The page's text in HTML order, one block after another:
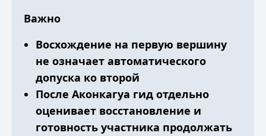
Важно
Восхождение на первую вершину
не означает автоматического
допуска ко второй
После Аконкагуа гид отдельно
оценивает восстановление и
готовность участника продолжать